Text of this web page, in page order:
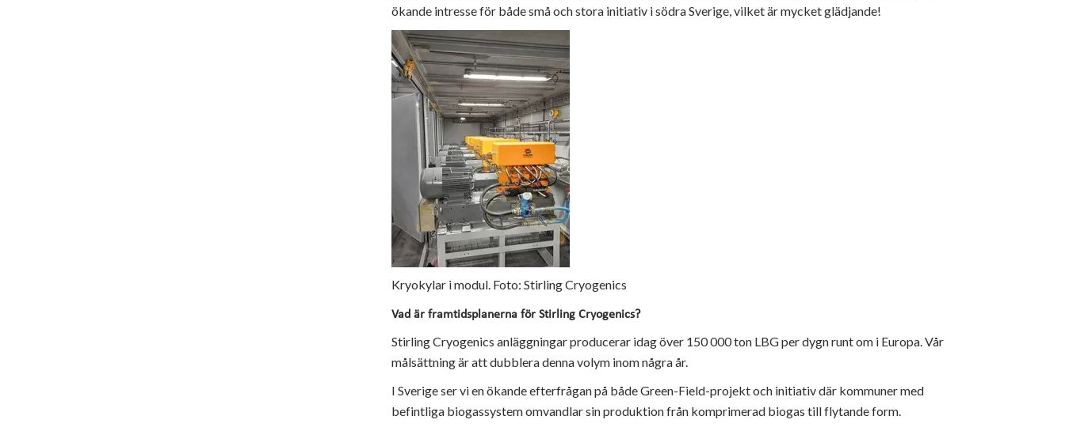
ökande intresse för både små och stora initiativ i södra Sverige, vilket är mycket glädjande!
Kryokylar i modul. Foto: Stirling Cryogenics
Vad är framtidsplanerna för Stirling Cryogenics?
Stirling Cryogenics anläggningar producerar idag över 150 000 ton LBG per dygn runt om i Europa. Vår
målsättning är att dubblera denna volym inom några år.
I Sverige ser vi en ökande efterfrågan på både Green-Field-projekt och initiativ där kommuner med
befintliga biogassystem omvandlar sin produktion från komprimerad biogas till flytande form.